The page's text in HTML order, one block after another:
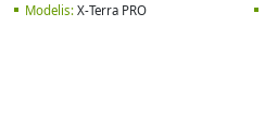
Modelis:X-Terra PRO